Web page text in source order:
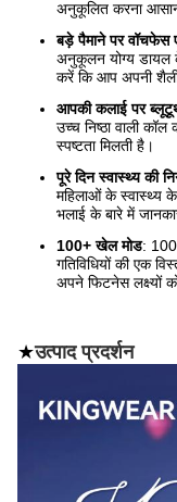
अनुकूलित करना
बड़े पैमाने पर
अनुकूलन योग्य डायल
करें कि आप अपनी
आपकी कलाई पर
उच्च निष्ठा वाली
स्पष्टता मिलती है।
पूरे दिन स्वास्थ्य की
महिलाओं के स्वास्थ्य
भलाई के बारे में
100+ खेल मोड:
गतिविधियों की एक
अपने फिटनेस लक्ष्यों
★उत्पाद प्रदर्शन